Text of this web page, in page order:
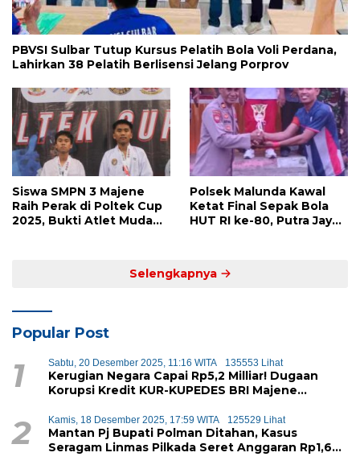
PBVSI Sulbar Tutup Kursus Pelatih Bola Voli Perdana,
Lahirkan 38 Pelatih Berlisensi Jelang Porprov
Siswa SMPN 3 Majene
Raih Perak di Poltek Cup
2025, Bukti Atlet Muda
Polsek Malunda Kawal
Ketat Final Sepak Bola
HUT RI ke-80, Putra Jaya
Selengkapnya
Popular Post
1 Sabtu, 20 Desember 2025, 11:16 WITA 135553 Lihat
Kerugian Negara Capai Rp5,2 Milliar! Dugaan
Korupsi Kredit KUR-KUPEDES BRI Majene
2 Kamis, 18 Desember 2025, 17:59 WITA 125529 Lihat
Mantan Pj Bupati Polman Ditahan, Kasus
Seragam Linmas Pilkada Seret Anggaran Rp1,6